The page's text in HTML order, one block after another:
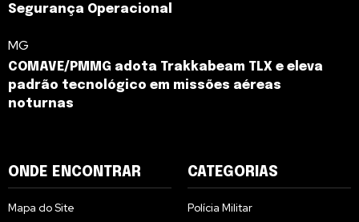
Segurança Operacional
MG
COMAVE/PMMG adota Trakkabeam TLX e eleva
padrão tecnológico em missões aéreas
noturnas
ONDE ENCONTRAR
Mapa do Site
CATEGORIAS
Polícia Militar